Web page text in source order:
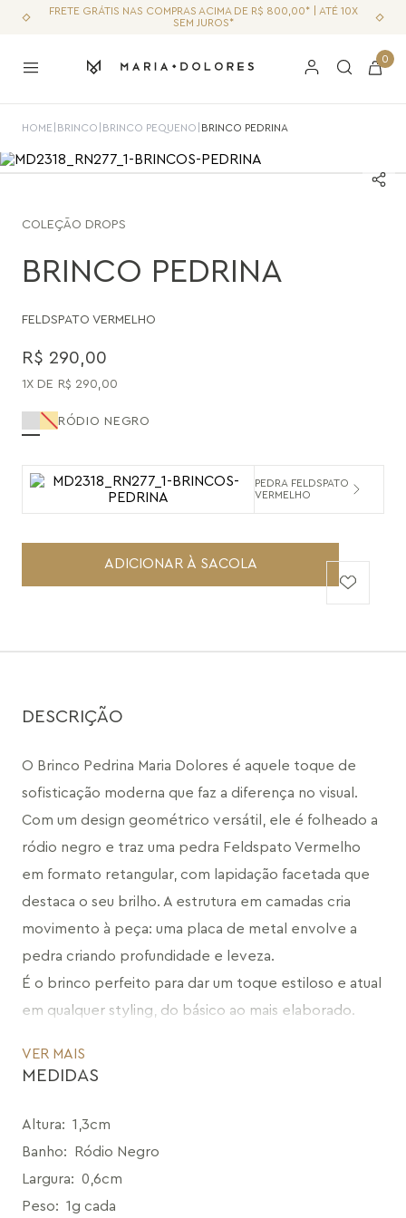
FRETE GRÁTIS NAS COMPRAS ACIMA DE R$ 800,00* | ATÉ 10X
SEM JUROS*
0
HOME BRINCO BRINCO PEQUENO BRINCO PEDRINA
COLEÇÃO DROPS
BRINCO PEDRINA
FELDSPATO VERMELHO
R$ 290 00
1 R$ 290 00
RÓDIO NEGRO
PEDRA FELDSPATO
VERMELHO
ADICIONAR À SACOLA
DESCRIÇÃO
O Brinco Pedrina Maria Dolores é aquele toque de
sofisticação moderna que faz a diferença no visual.
Com um design geométrico versátil, ele é folheado a
ródio negro e traz uma pedra Feldspato Vermelho
em formato retangular, com lapidação facetada que
destaca o seu brilho. A estrutura em camadas cria
movimento à peça: uma placa de metal envolve a
pedra criando profundidade e leveza.
É o brinco perfeito para dar um toque estiloso e atual
em qualquer styling, do básico ao mais elaborado.
VER MAIS
MEDIDAS
Altura: 1,3cm
Banho:
Ródio Negro
Largura: 0,6cm
Peso: 1g cada